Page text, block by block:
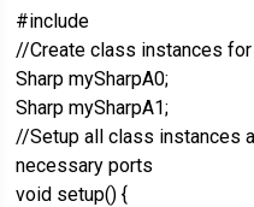
#include
//Create class instances
Sharp mySharpA0;
Sharp mySharpA1;
//Setup all class instances
necessary ports
void setup() {